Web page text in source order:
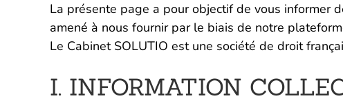
La présente page a pour objectif de vous informer
amené à nous fournir par le biais de notre
Le Cabinet SOLUTIO est une société de droit
I. INFORMATION